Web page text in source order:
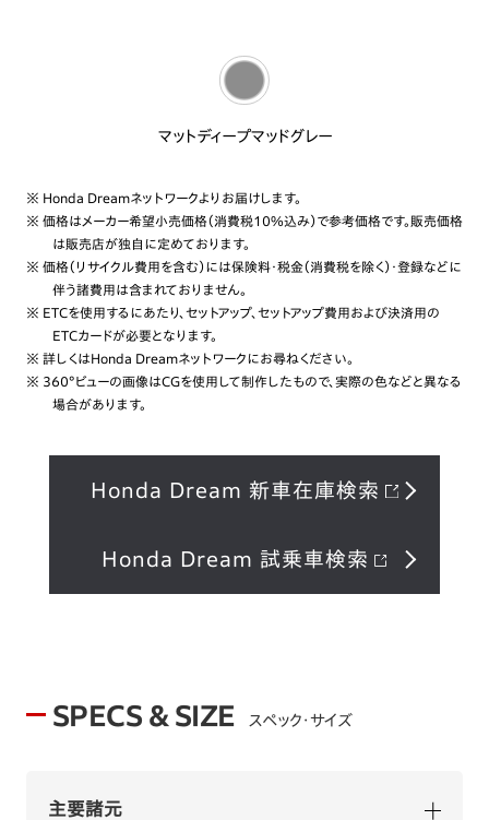
マットディープマッドグレー
※ Honda Dreamネットワークよりお届けします。
※ 価格はメーカー希望小売価格（消費税10%込み）で参考価格です。販売価格
は販売店が独自に定めております。
※ 価格（リサイクル費用を含む）には保険料・税金（消費税を除く）・登録などに
伴う諸費用は含まれておりません。
※ ETCを使用するにあたり、セットアップ、セットアップ費用および決済用の
ETCカードが必要となります。
※ 詳しくはHonda Dreamネットワークにお尋ねください。
※ 360°ビューの画像はCGを使⽤して制作したもので、実際の⾊などと異なる
場合があります。
Honda Dream 新車在庫検索
Honda Dream 試乗車検索
SPECS & SIZE スペック・サイズ
主要諸元